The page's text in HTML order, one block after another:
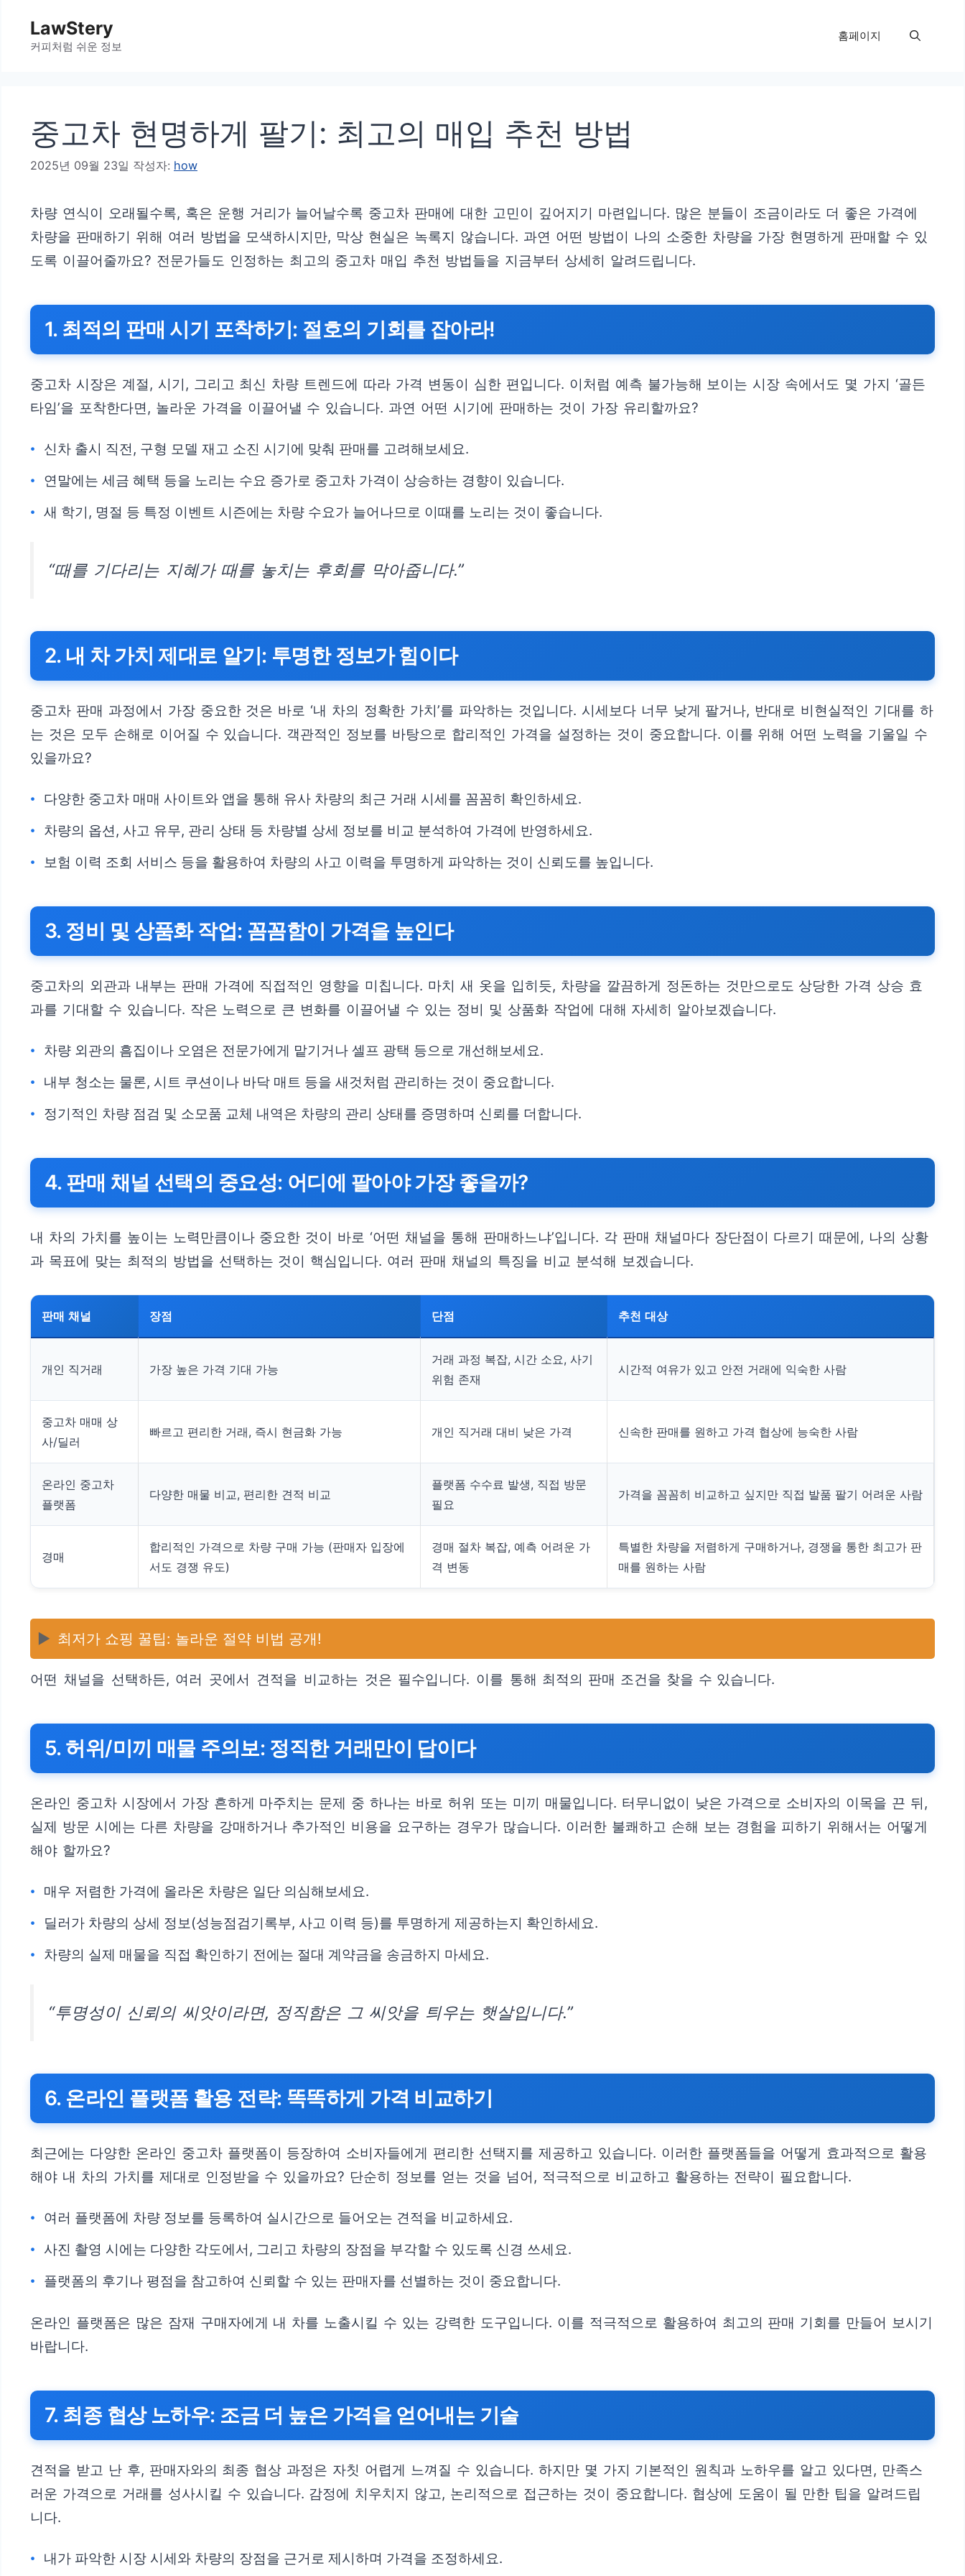
LawStery
커피처럼 쉬운 정보
홈페이지
중고차 현명하게 팔기: 최고의 매입 추천 방법
2025년 09월 23일 작성자: how
차량 연식이 오래될수록, 혹은 운행 거리가 늘어날수록 중고차 판매에 대한 고민이 깊어지기 마련입니다. 많은 분들이 조금이라도 더 좋은 가격에
차량을 판매하기 위해 여러 방법을 모색하시지만, 막상 현실은 녹록지 않습니다. 과연 어떤 방법이 나의 소중한 차량을 가장 현명하게 판매할 수 있
도록 이끌어줄까요? 전문가들도 인정하는 최고의 중고차 매입 추천 방법들을 지금부터 상세히 알려드립니다.
1. 최적의 판매 시기 포착하기: 절호의 기회를 잡아라!
중고차 시장은 계절, 시기, 그리고 최신 차량 트렌드에 따라 가격 변동이 심한 편입니다. 이처럼 예측 불가능해 보이는 시장 속에서도 몇 가지 ‘골든
타임’을 포착한다면, 놀라운 가격을 이끌어낼 수 있습니다. 과연 어떤 시기에 판매하는 것이 가장 유리할까요?
신차 출시 직전, 구형 모델 재고 소진 시기에 맞춰 판매를 고려해보세요.
연말에는 세금 혜택 등을 노리는 수요 증가로 중고차 가격이 상승하는 경향이 있습니다.
새 학기, 명절 등 특정 이벤트 시즌에는 차량 수요가 늘어나므로 이때를 노리는 것이 좋습니다.
“때를 기다리는 지혜가 때를 놓치는 후회를 막아줍니다.”
2. 내 차 가치 제대로 알기: 투명한 정보가 힘이다
중고차 판매 과정에서 가장 중요한 것은 바로 ‘내 차의 정확한 가치’를 파악하는 것입니다. 시세보다 너무 낮게 팔거나, 반대로 비현실적인 기대를 하
는 것은 모두 손해로 이어질 수 있습니다. 객관적인 정보를 바탕으로 합리적인 가격을 설정하는 것이 중요합니다. 이를 위해 어떤 노력을 기울일 수
있을까요?
다양한 중고차 매매 사이트와 앱을 통해 유사 차량의 최근 거래 시세를 꼼꼼히 확인하세요.
차량의 옵션, 사고 유무, 관리 상태 등 차량별 상세 정보를 비교 분석하여 가격에 반영하세요.
보험 이력 조회 서비스 등을 활용하여 차량의 사고 이력을 투명하게 파악하는 것이 신뢰도를 높입니다.
3. 정비 및 상품화 작업: 꼼꼼함이 가격을 높인다
중고차의 외관과 내부는 판매 가격에 직접적인 영향을 미칩니다. 마치 새 옷을 입히듯, 차량을 깔끔하게 정돈하는 것만으로도 상당한 가격 상승 효
과를 기대할 수 있습니다. 작은 노력으로 큰 변화를 이끌어낼 수 있는 정비 및 상품화 작업에 대해 자세히 알아보겠습니다.
차량 외관의 흠집이나 오염은 전문가에게 맡기거나 셀프 광택 등으로 개선해보세요.
내부 청소는 물론, 시트 쿠션이나 바닥 매트 등을 새것처럼 관리하는 것이 중요합니다.
정기적인 차량 점검 및 소모품 교체 내역은 차량의 관리 상태를 증명하며 신뢰를 더합니다.
4. 판매 채널 선택의 중요성: 어디에 팔아야 가장 좋을까?
내 차의 가치를 높이는 노력만큼이나 중요한 것이 바로 ‘어떤 채널을 통해 판매하느냐’입니다. 각 판매 채널마다 장단점이 다르기 때문에, 나의 상황
과 목표에 맞는 최적의 방법을 선택하는 것이 핵심입니다. 여러 판매 채널의 특징을 비교 분석해 보겠습니다.
판매 채널 장점 단점 추천 대상
개인 직거래 가장 높은 가격 기대 가능
거래 과정 복잡, 시간 소요, 사기
위험 존재
시간적 여유가 있고 안전 거래에 익숙한 사람
중고차 매매 상
사/딜러
빠르고 편리한 거래, 즉시 현금화 가능 개인 직거래 대비 낮은 가격 신속한 판매를 원하고 가격 협상에 능숙한 사람
온라인 중고차
플랫폼
다양한 매물 비교, 편리한 견적 비교
플랫폼 수수료 발생, 직접 방문
필요
가격을 꼼꼼히 비교하고 싶지만 직접 발품 팔기 어려운 사람
경매
합리적인 가격으로 차량 구매 가능 (판매자 입장에
서도 경쟁 유도)
경매 절차 복잡, 예측 어려운 가
격 변동
특별한 차량을 저렴하게 구매하거나, 경쟁을 통한 최고가 판
매를 원하는 사람
▶️ 최저가 쇼핑 꿀팁: 놀라운 절약 비법 공개!
어떤 채널을 선택하든, 여러 곳에서 견적을 비교하는 것은 필수입니다. 이를 통해 최적의 판매 조건을 찾을 수 있습니다.
5. 허위/미끼 매물 주의보: 정직한 거래만이 답이다
온라인 중고차 시장에서 가장 흔하게 마주치는 문제 중 하나는 바로 허위 또는 미끼 매물입니다. 터무니없이 낮은 가격으로 소비자의 이목을 끈 뒤,
실제 방문 시에는 다른 차량을 강매하거나 추가적인 비용을 요구하는 경우가 많습니다. 이러한 불쾌하고 손해 보는 경험을 피하기 위해서는 어떻게
해야 할까요?
매우 저렴한 가격에 올라온 차량은 일단 의심해보세요.
딜러가 차량의 상세 정보(성능점검기록부, 사고 이력 등)를 투명하게 제공하는지 확인하세요.
차량의 실제 매물을 직접 확인하기 전에는 절대 계약금을 송금하지 마세요.
“투명성이 신뢰의 씨앗이라면, 정직함은 그 씨앗을 틔우는 햇살입니다.”
6. 온라인 플랫폼 활용 전략: 똑똑하게 가격 비교하기
최근에는 다양한 온라인 중고차 플랫폼이 등장하여 소비자들에게 편리한 선택지를 제공하고 있습니다. 이러한 플랫폼들을 어떻게 효과적으로 활용
해야 내 차의 가치를 제대로 인정받을 수 있을까요? 단순히 정보를 얻는 것을 넘어, 적극적으로 비교하고 활용하는 전략이 필요합니다.
여러 플랫폼에 차량 정보를 등록하여 실시간으로 들어오는 견적을 비교하세요.
사진 촬영 시에는 다양한 각도에서, 그리고 차량의 장점을 부각할 수 있도록 신경 쓰세요.
플랫폼의 후기나 평점을 참고하여 신뢰할 수 있는 판매자를 선별하는 것이 중요합니다.
온라인 플랫폼은 많은 잠재 구매자에게 내 차를 노출시킬 수 있는 강력한 도구입니다. 이를 적극적으로 활용하여 최고의 판매 기회를 만들어 보시기
바랍니다.
7. 최종 협상 노하우: 조금 더 높은 가격을 얻어내는 기술
견적을 받고 난 후, 판매자와의 최종 협상 과정은 자칫 어렵게 느껴질 수 있습니다. 하지만 몇 가지 기본적인 원칙과 노하우를 알고 있다면, 만족스
러운 가격으로 거래를 성사시킬 수 있습니다. 감정에 치우치지 않고, 논리적으로 접근하는 것이 중요합니다. 협상에 도움이 될 만한 팁을 알려드립
니다.
내가 파악한 시장 시세와 차량의 장점을 근거로 제시하며 가격을 조정하세요.